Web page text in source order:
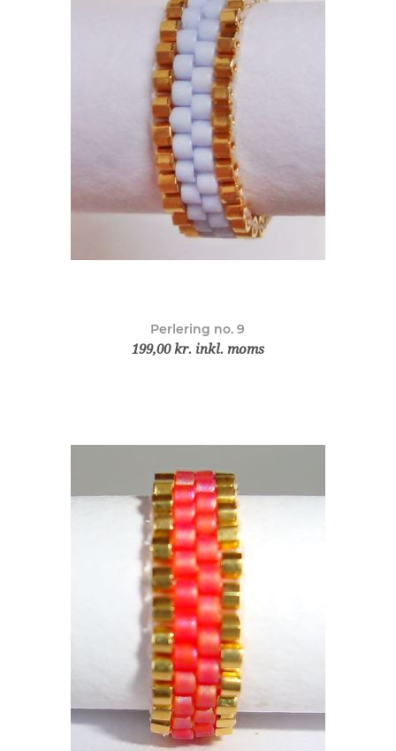
Perlering no. 9
199,00 kr. inkl. moms